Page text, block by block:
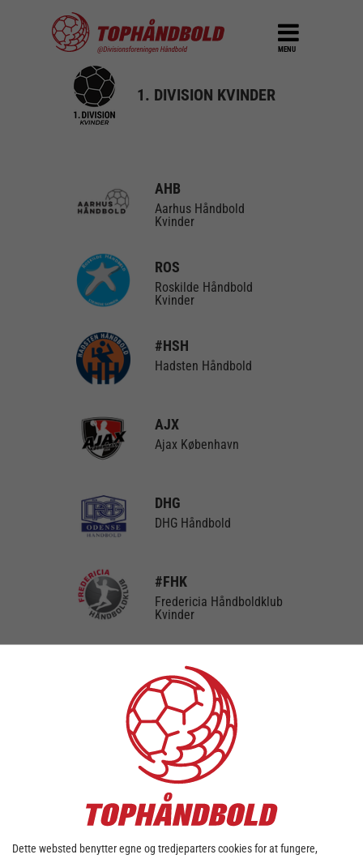
MENU
1. DIVISION KVINDER
AHB
Aarhus Håndbold
Kvinder
ROS
Roskilde Håndbold
Kvinder
#HSH
Hadsten Håndbold
AJX
Ajax København
DHG
DHG Håndbold
#FHK
Fredericia Håndboldklub
Kvinder
Bjerringbro FH
GOG
GOG Dame Elite
RØD
Dette websted benytter egne og tredjeparters cookies for at fungere,